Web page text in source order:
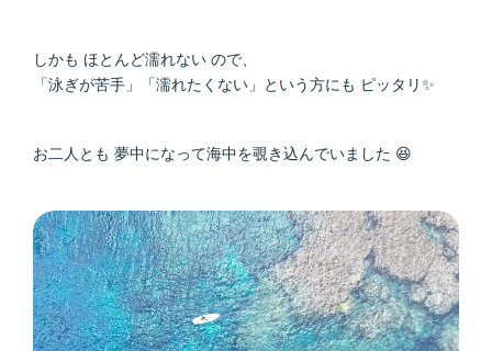
しかも ほとんど濡れない ので、
「泳ぎが苦手」「濡れたくない」という方にも ピッタリ✨
お二人とも 夢中になって海中を覗き込んでいました 😆